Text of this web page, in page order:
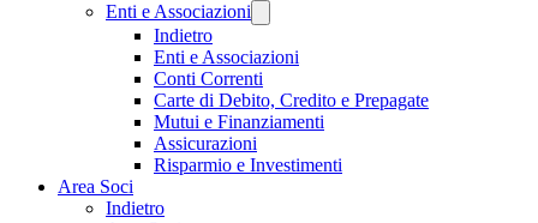
Enti e Associazioni
Indietro
Enti e Associazioni
Conti Correnti
Carte di Debito, Credito e Prepagate
Mutui e Finanziamenti
Assicurazioni
Risparmio e Investimenti
Area Soci
Indietro